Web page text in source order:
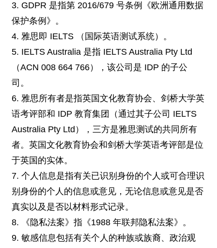
3. GDPR 是指第 2016/679 号条例《欧洲通用数据
保护条例》。
4. 雅思即 IELTS （国际英语测试系统）。
5. IELTS Australia 是指 IELTS Australia Pty Ltd
（ACN 008 664 766），该公司是 IDP 的子公
司。
6. 雅思所有者是指英国文化教育协会、剑桥大学英
语考评部和 IDP 教育集团（通过其子公司 IELTS
Australia Pty Ltd），三方是雅思测试的共同所有
者。英国文化教育协会和剑桥大学英语考评部是位
于英国的实体。
7. 个人信息是指有关已识别身份的个人或可合理识
别身份的个人的信息或意见，无论信息或意见是否
真实以及是否以材料形式记录。
8. 《隐私法案》指《1988 年联邦隐私法案》。
9. 敏感信息包括有关个人的种族或族裔、政治观